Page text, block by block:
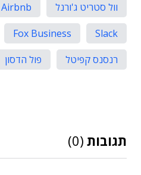
וול סטריט ג'ורנל Airbnb
Slack
Fox Business
רנסנס קפיטל
פול הדסון
תגובות (0)